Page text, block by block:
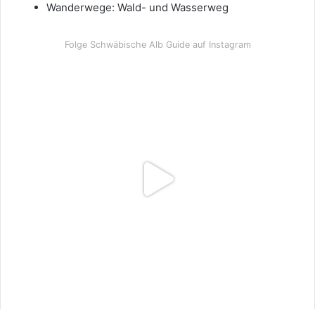
Wanderwege: Wald- und Wasserweg
Folge Schwäbische Alb Guide auf Instagram